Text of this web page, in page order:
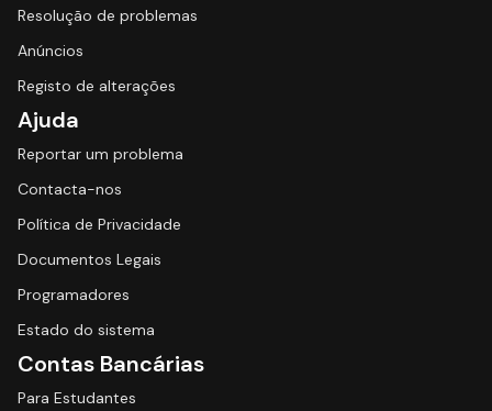
Resolução de problemas
Anúncios
Registo de alterações
Ajuda
Reportar um problema
Contacta-nos
Política de Privacidade
Documentos Legais
Programadores
Estado do sistema
Contas Bancárias
Para Estudantes